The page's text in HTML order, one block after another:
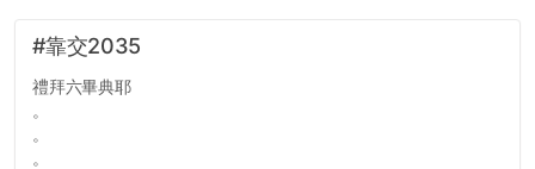
#靠交2035
禮拜六畢典耶
。
。
。